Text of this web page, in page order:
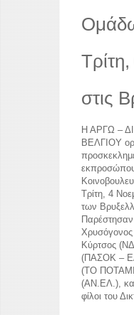
στις
Η ΑΡΓΩ –
ΒΕΛΓΙΟΥ
Τρίτη, 4
των
Κύρτσος
(ΠΑΣΟΚ –
(ΤΟ
(ΑΝ.ΕΛ.),
φίλοι του